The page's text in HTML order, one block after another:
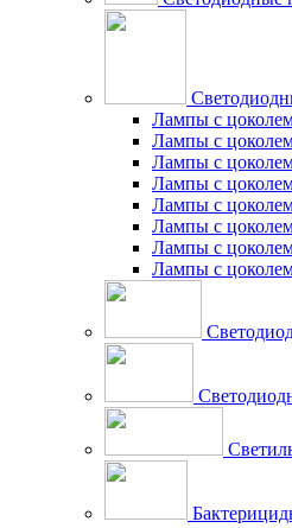
Лампы с
Лампы с
Лампы с
Лампы с
Лампы с
Лампы с
Лампы с
Лампы с